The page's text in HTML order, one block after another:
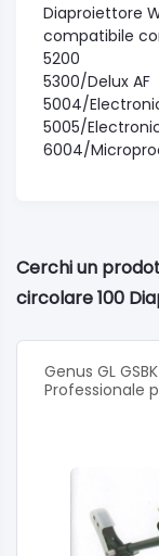
Diaproiettore
compatibile
5200
5300/Delux AF
5004/
5005/
6004/
Cerchi un
circolare 100
Genus GL
Professionale